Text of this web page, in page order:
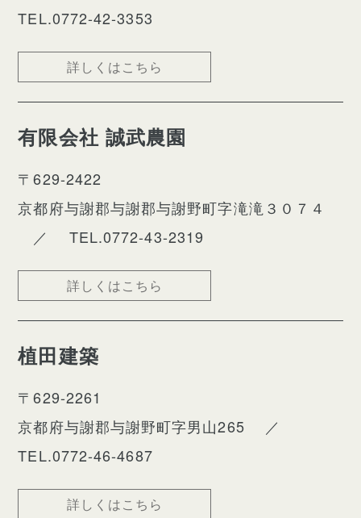
TEL.0772-42-3353
詳しくはこちら
有限会社 誠武農園
〒629-2422
京都府与謝郡与謝郡与謝野町字滝滝３０７４
／
TEL.0772-43-2319
詳しくはこちら
植田建築
〒629-2261
京都府与謝郡与謝野町字男山265
／
TEL.0772-46-4687
詳しくはこちら